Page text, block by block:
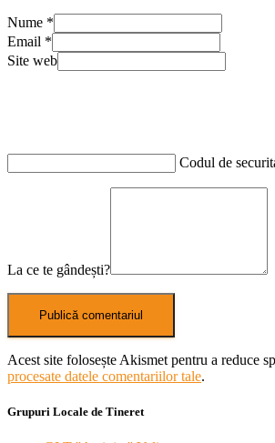
Nume *
Email *
Site web
Codul de
La ce te gândești?
Acest site folosește Akismet pentru a reduce
procesate datele comentariilor tale.
Grupuri Locale de Tineret